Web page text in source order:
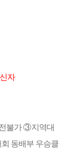
자
불가③지역대
동배부 우승클